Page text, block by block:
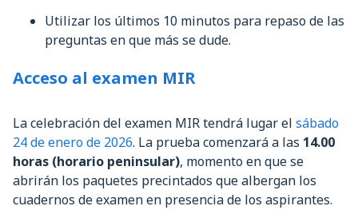
Utilizar los últimos 10 minutos para repaso de las
preguntas en que más se dude.
Acceso al examen MIR
La celebración del examen MIR tendrá lugar el sábado
24 de enero de 2026. La prueba comenzará a las 14.00
horas (horario peninsular), momento en que se
abrirán los paquetes precintados que albergan los
cuadernos de examen en presencia de los aspirantes.